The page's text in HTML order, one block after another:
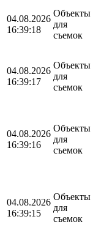
04.08.2026
16:39:18
Объекты
для
съемок
04.08.2026
16:39:17
Объекты
для
съемок
04.08.2026
16:39:16
Объекты
для
съемок
04.08.2026
16:39:15
Объекты
для
съемок